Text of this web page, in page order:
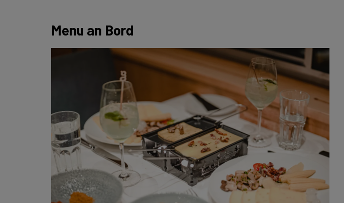
Menu an Bord